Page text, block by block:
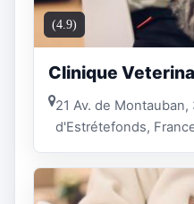
(4.9)
Clinique
21 Av. de
d'Estrétefonds,